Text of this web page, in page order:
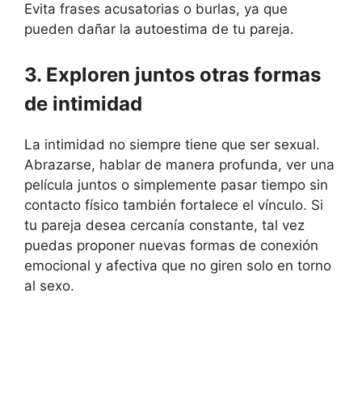
Evita frases acusatorias o burlas, ya que
pueden dañar la autoestima de tu pareja.
3. Exploren juntos otras formas
de intimidad
La intimidad no siempre tiene que ser sexual.
Abrazarse, hablar de manera profunda, ver una
película juntos o simplemente pasar tiempo sin
contacto físico también fortalece el vínculo. Si
tu pareja desea cercanía constante, tal vez
puedas proponer nuevas formas de conexión
emocional y afectiva que no giren solo en torno
al sexo.